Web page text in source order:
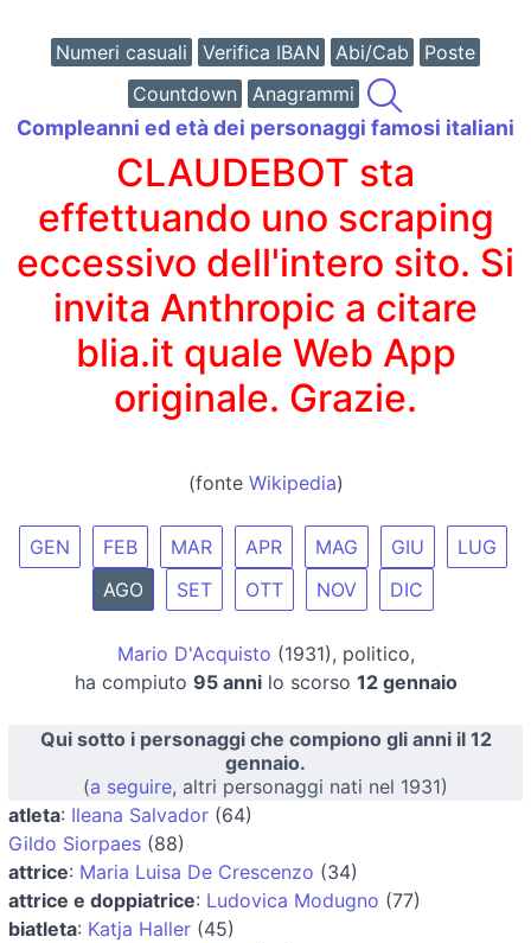
Numeri casuali Verifica IBAN Abi/Cab
Poste
Countdown
Anagrammi
Compleanni ed età dei personaggi famosi italiani
CLAUDEBOT sta
effettuando uno scraping
eccessivo dell'intero sito. Si
invita Anthropic a citare
blia.it quale Web App
originale. Grazie.
(fonte Wikipedia)
GEN FEB MAR APR MAG GIU
LUG
AGO
SET OTT NOV DIC
Mario D'Acquisto (1931), politico,
ha compiuto 95 annilo scorso 12 gennaio
Qui sotto i personaggi che compiono gli anni il 12
gennaio.
(a seguire, altri personaggi nati nel 1931)
atleta: Ileana Salvador (64)
Gildo Siorpaes (88)
attrice: Maria Luisa De Crescenzo (34)
attrice e doppiatrice: Ludovica Modugno (77)
biatleta: Katja Haller (45)